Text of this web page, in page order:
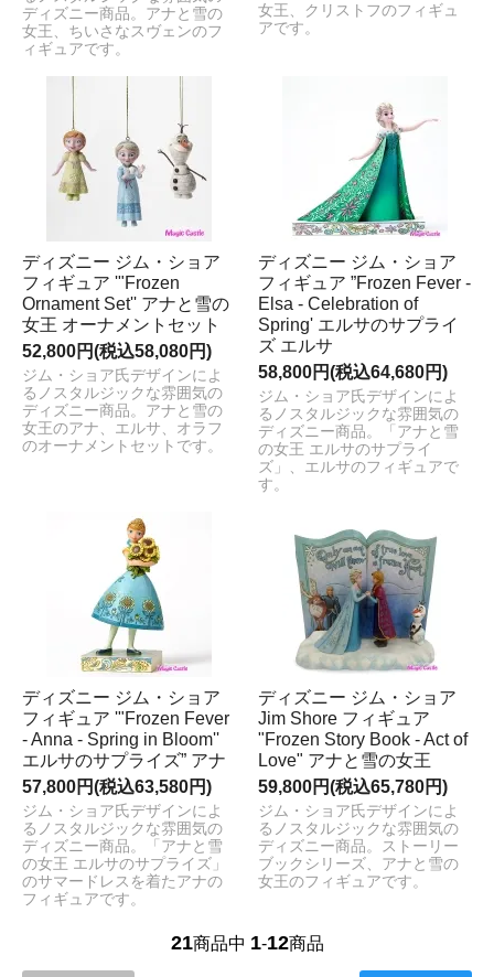
ディズニー商品。アナと雪の
女王、ちいさなスヴェンのフ
ィギュアです。
女王、クリストフのフィギュ
アです。
ディズニー ジム・ショア
フィギュア '"Frozen
Ornament Set'' アナと雪の
女王 オーナメントセット
52,800円(税込58,080円)
ジム・ショア氏デザインによ
るノスタルジックな雰囲気の
ディズニー商品。アナと雪の
女王のアナ、エルサ、オラフ
のオーナメントセットです。
ディズニー ジム・ショア
フィギュア ”Frozen Fever -
Elsa - Celebration of
Spring' エルサのサプライ
ズ エルサ
58,800円(税込64,680円)
ジム・ショア氏デザインによ
るノスタルジックな雰囲気の
ディズニー商品。「アナと雪
の女王 エルサのサプライ
ズ」、エルサのフィギュアで
す。
ディズニー ジム・ショア
フィギュア '"Frozen Fever
- Anna - Spring in Bloom''
エルサのサプライズ” アナ
57,800円(税込63,580円)
ジム・ショア氏デザインによ
るノスタルジックな雰囲気の
ディズニー商品。「アナと雪
の女王 エルサのサプライズ」
のサマードレスを着たアナの
フィギュアです。
ディズニー ジム・ショア
Jim Shore フィギュア
"Frozen Story Book - Act of
Love" アナと雪の女王
59,800円(税込65,780円)
ジム・ショア氏デザインによ
るノスタルジックな雰囲気の
ディズニー商品。ストーリー
ブックシリーズ、アナと雪の
女王のフィギュアです。
21商品中 1-12商品